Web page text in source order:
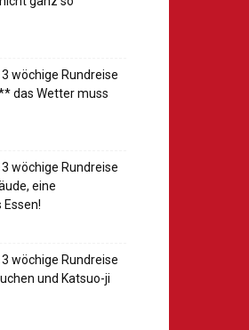
wöchige Rundreise
das Wetter muss
wöchige Rundreise
eine
wöchige Rundreise
und Katsuo-ji